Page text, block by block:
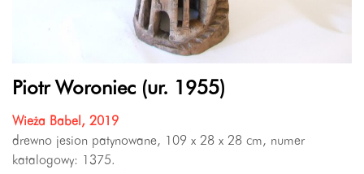
Piotr Woroniec (ur. 1955)
Wieża Babel, 2019
drewno jesion patynowane, 109 x 28 x 28 cm, numer
katalogowy: 1375.